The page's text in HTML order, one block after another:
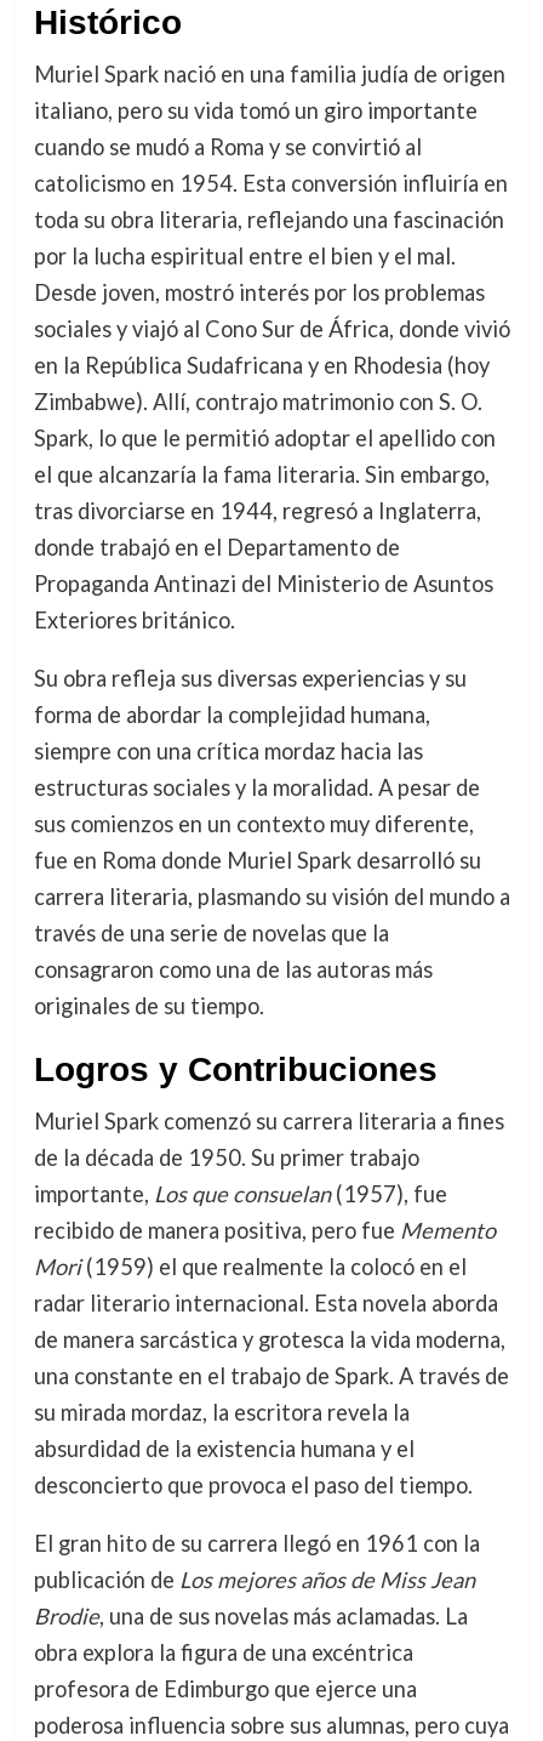
Histórico
Muriel Spark nació en una familia judía de origen
italiano, pero su vida tomó un giro importante
cuando se mudó a Roma y se convirtió al
catolicismo en 1954. Esta conversión influiría en
toda su obra literaria, reflejando una fascinación
por la lucha espiritual entre el bien y el mal.
Desde joven, mostró interés por los problemas
sociales y viajó al Cono Sur de África, donde vivió
en la República Sudafricana y en Rhodesia (hoy
Zimbabwe). Allí, contrajo matrimonio con S. O.
Spark, lo que le permitió adoptar el apellido con
el que alcanzaría la fama literaria. Sin embargo,
tras divorciarse en 1944, regresó a Inglaterra,
donde trabajó en el Departamento de
Propaganda Antinazi del Ministerio de Asuntos
Exteriores británico.
Su obra refleja sus diversas experiencias y su
forma de abordar la complejidad humana,
siempre con una crítica mordaz hacia las
estructuras sociales y la moralidad. A pesar de
sus comienzos en un contexto muy diferente,
fue en Roma donde Muriel Spark desarrolló su
carrera literaria, plasmando su visión del mundo a
través de una serie de novelas que la
consagraron como una de las autoras más
originales de su tiempo.
Logros y Contribuciones
Muriel Spark comenzó su carrera literaria a fines
de la década de 1950. Su primer trabajo
importante, Los que consuelan(1957), fue
recibido de manera positiva, pero fue Memento
Mori(1959) el que realmente la colocó en el
radar literario internacional. Esta novela aborda
de manera sarcástica y grotesca la vida moderna,
una constante en el trabajo de Spark. A través de
su mirada mordaz, la escritora revela la
absurdidad de la existencia humana y el
desconcierto que provoca el paso del tiempo.
El gran hito de su carrera llegó en 1961 con la
publicación de Los mejores años de Miss Jean
Brodie, una de sus novelas más aclamadas. La
obra explora la figura de una excéntrica
profesora de Edimburgo que ejerce una
poderosa influencia sobre sus alumnas, pero cuya